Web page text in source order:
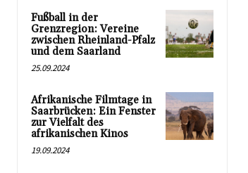
Fußball in der
Grenzregion: Vereine
zwischen Rheinland-Pfalz
und dem Saarland
25.09.2024
Afrikanische Filmtage in
Saarbrücken: Ein Fenster
zur Vielfalt des
afrikanischen Kinos
19.09.2024